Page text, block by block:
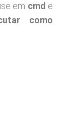
em cmd e
como